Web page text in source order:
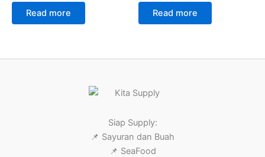
Read more Read more
Siap Supply:
📌 Sayuran dan Buah
📌 SeaFood